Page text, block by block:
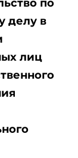
по
делу в
лиц